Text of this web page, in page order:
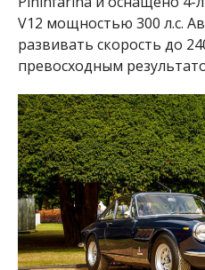
V12 мощностью 300 л.с.
развивать скорость до
превосходным